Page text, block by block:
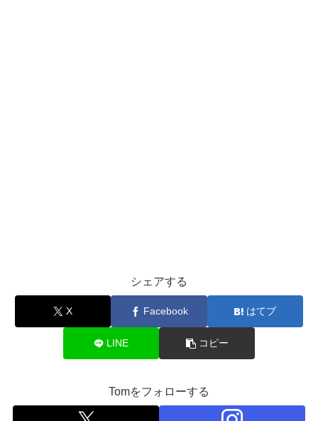
シェアする
X Facebook はてブ
LINE コピー
Tomをフォローする